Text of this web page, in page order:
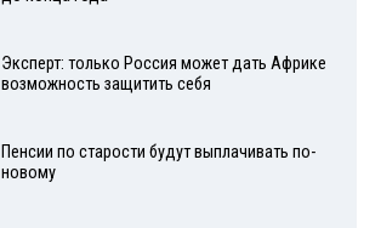
Эксперт: только Россия может дать Африке
возможность защитить себя
Пенсии по старости будут выплачивать по-
новому